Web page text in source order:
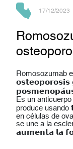
17/12/2023
Romosozumab
Es un
produce
en células de
se une a la
𝗮𝘂𝗺𝗲𝗻𝘁𝗮 𝗹𝗮